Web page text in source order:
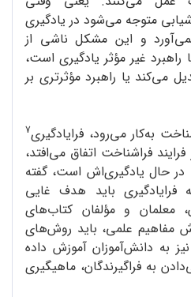
متوجه می‌شود در یادگیری
و این مشکل ناشی از
غیر مؤثر یادگیری است،
می‌کند یا راهبرد مؤثرتری بر
به‌کار می‌رود، فرایادگیری7
فراشناخت اتفاق می‌افتد،
در حال یادگیری‌اش است، گفته
باید هدف غایی
معلمان و مؤلفان کتاب‌های
مفاهیم علمی، باید روش‌های
به دانش‌آموزان آموزش داده
به فراگیرندگان، ماهیگیری